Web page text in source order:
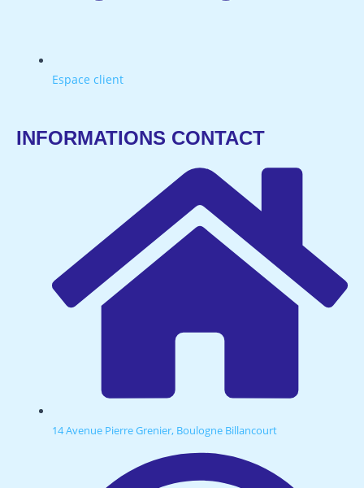
Espace client
INFORMATIONS CONTACT
14 Avenue Pierre Grenier, Boulogne Billancourt